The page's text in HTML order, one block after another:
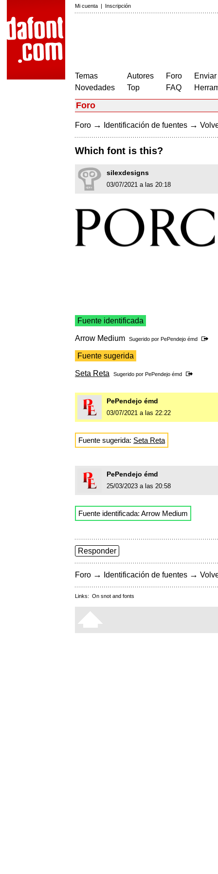
Mi cuenta | Inscripción
Temas
Novedades
Autores
Top
Foro
FAQ
Foro
Foro → Identificación de fuentes →
Which font is this?
silexdesigns
03/07/2021 a las 20:18
Fuente identificada
Arrow Medium Sugerido por PePendejo émd
Fuente sugerida
Seta Reta Sugerido por PePendejo émd
PePendejo émd
03/07/2021 a las 22:22
Fuente sugerida: Seta Reta
PePendejo émd
25/03/2023 a las 20:58
Fuente identificada: Arrow Medium
Responder
Foro → Identificación de fuentes →
Links: On snot and fonts